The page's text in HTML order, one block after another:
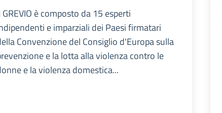
GREVIO è composto da 15 esperti
e imparziali dei Paesi firmatari
Convenzione del Consiglio d'Europa sulla
e la lotta alla violenza contro le
e la violenza domestica...